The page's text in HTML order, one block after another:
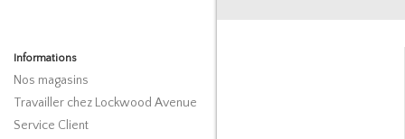
Informations
Nos magasins
Travailler chez Lockwood Avenue
Service Client